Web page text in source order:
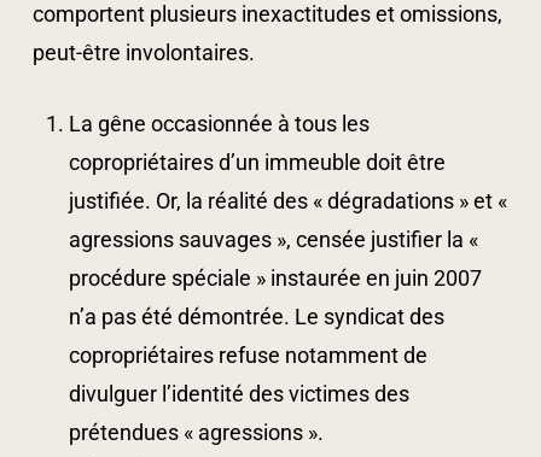
comportent plusieurs inexactitudes et omissions,
peut-être involontaires.
La gêne occasionnée à tous les
copropriétaires d’un immeuble doit être
justifiée. Or, la réalité des « dégradations » et «
agressions sauvages », censée justifier la «
procédure spéciale » instaurée en juin 2007
n’a pas été démontrée. Le syndicat des
copropriétaires refuse notamment de
divulguer l’identité des victimes des
prétendues « agressions ».